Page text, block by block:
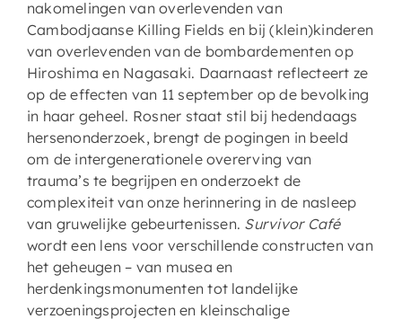
nakomelingen van overlevenden van
Cambodjaanse Killing Fields en bij (klein)kinderen
van overlevenden van de bombardementen op
Hiroshima en Nagasaki. Daarnaast reflecteert ze
op de effecten van 11 september op de bevolking
in haar geheel. Rosner staat stil bij hedendaags
hersenonderzoek, brengt de pogingen in beeld
om de intergenerationele overerving van
trauma’s te begrijpen en onderzoekt de
complexiteit van onze herinnering in de nasleep
van gruwelijke gebeurtenissen. Survivor Café
wordt een lens voor verschillende constructen van
het geheugen – van musea en
herdenkingsmonumenten tot landelijke
verzoeningsprojecten en kleinschalige